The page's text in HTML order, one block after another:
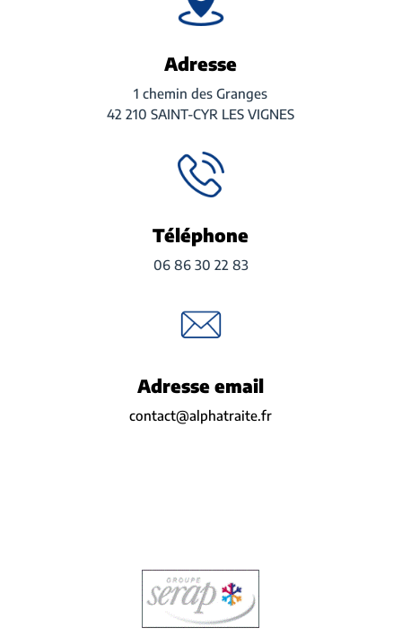
Adresse
1 chemin des Granges
42 210 SAINT-CYR LES VIGNES
Téléphone
06 86 30 22 83
Adresse email
contact@alphatraite.fr